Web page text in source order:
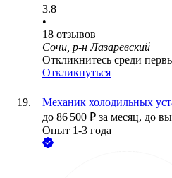
3.8
•
18 отзывов
Сочи, р-н Лазаревский
Откликнитесь среди
Откликнуться
Механик холодильных
до 86 500 ₽ за месяц, до
Опыт 1-3 года